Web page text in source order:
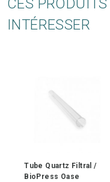
INTÉRESSER
Tube Quartz Filtral /
BioPress Oase